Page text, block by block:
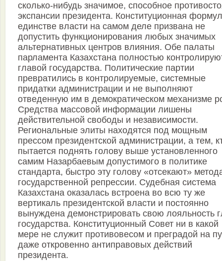
сколько-нибудь значимое, способное
экспансии президента. Конституционная
единстве власти на самом деле призвана не
допустить функционирования любых значимых
альтернативных центров влияния. Обе палаты
парламента Казахстана полностью
главой государства. Политические партии
превратились в контролируемые, системные
придатки администрации и не выполняют
отведенную им в демократическом механизме
Средства массовой информации лишены
действительной свободы и независимости.
Региональные элиты находятся под мощным
прессом президентской администрации, а тем,
пытается поднять голову выше установленного
самим Назарбаевым допустимого в политике
стандарта, быстро эту голову «отсекают»
государственной репрессии. Судебная система
Казахстана оказалась встроена во всю ту же
вертикаль президентской власти и постоянно
вынуждена демонстрировать свою лояльность
государства. Конституционный Совет ни в какой
мере не служит противовесом и преградой на
даже откровенно антиправовых действий
президента.